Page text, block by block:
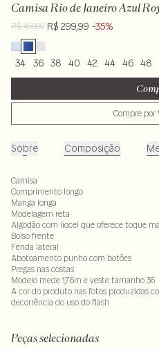
Camisa Rio de Janeiro Azul
R$ 459,00 R$ 299,99 -35%
34 36 38 40 42 44 46 48
Compre por
Sobre Composição
Camisa
Comprimento longo
Manga longa
Modelagem reta
Algodão com liocel que oferece toque
Bolso frente
Fenda lateral
Abotoamento punho com botões
Pregas nas costas
Modelo mede 1,76m e veste tamanho 36
A cor do produto nas fotos produzidas
decorrência do uso do flash
Peças selecionadas